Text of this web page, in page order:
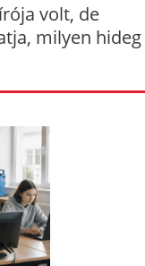
volt, de
milyen hideg